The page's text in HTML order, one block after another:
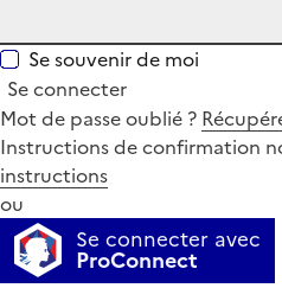
Se souvenir de moi
Se connecter
Mot de passe oublié ?
Instructions de confirmation
instructions
ou
Se connecter avec
ProConnect